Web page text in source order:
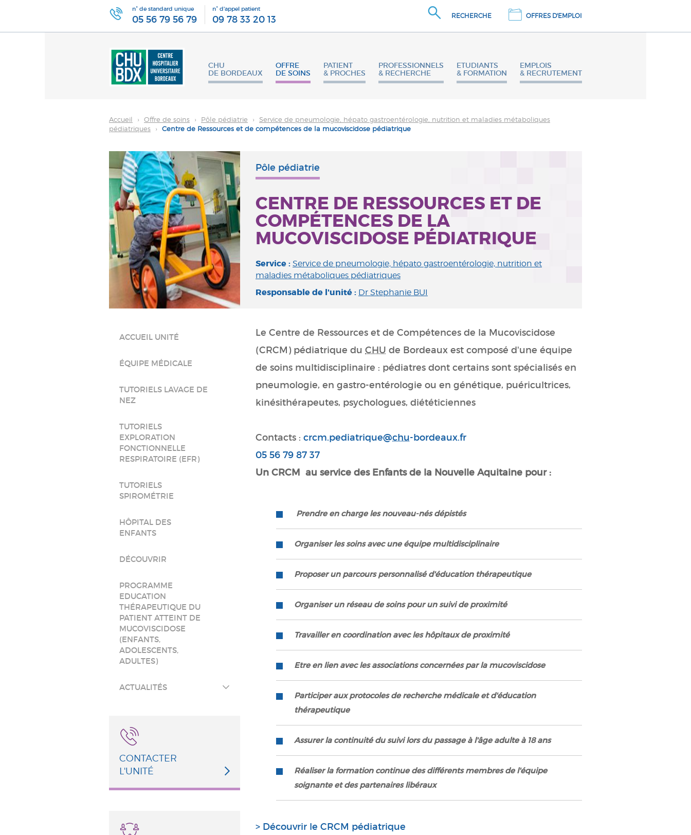
n° de standard unique
05 56 79 56 79
n° d'appel patient
09 78 33 20 13 RECHERCHE OFFRES D'EMPLOI
CHU
DE BORDEAUX
OFFRE
DE SOINS
PATIENT
& PROCHES
PROFESSIONNELS
& RECHERCHE
ETUDIANTS
& FORMATION
EMPLOIS
& RECRUTEMENT
Accueil › Offre de soins › Pôle pédiatrie ›
Service de pneumologie, hépato gastroentérologie, nutrition et maladies métaboliques
pédiatriques
› Centre de Ressources et de compétences de la mucoviscidose pédiatrique
Pôle pédiatrie
CENTRE DE RESSOURCES ET DE
COMPÉTENCES DE LA
MUCOVISCIDOSE PÉDIATRIQUE
Service : Service de pneumologie, hépato gastroentérologie, nutrition et
maladies métaboliques pédiatriques
Responsable de l'unité : Dr Stephanie BUI
ACCUEIL UNITÉ
ÉQUIPE MÉDICALE
TUTORIELS LAVAGE DE
NEZ
TUTORIELS
EXPLORATION
FONCTIONNELLE
RESPIRATOIRE (EFR)
TUTORIELS
SPIROMÉTRIE
HÔPITAL DES
ENFANTS
DÉCOUVRIR
PROGRAMME
EDUCATION
THÉRAPEUTIQUE DU
PATIENT ATTEINT DE
MUCOVISCIDOSE
(ENFANTS,
ADOLESCENTS,
ADULTES)
ACTUALITÉS
CONTACTER
L'UNITÉ
Le Centre de Ressources et de Compétences de la Mucoviscidose
(CRCM) pédiatrique du CHU de Bordeaux est composé d'une équipe
de soins multidisciplinaire : pédiatres dont certains sont spécialisés en
pneumologie, en gastro-entérologie ou en génétique, puéricultrices,
kinésithérapeutes, psychologues, diététiciennes
Contacts : crcm.pediatrique@chu-bordeaux.fr
05 56 79 87 37
Un CRCM au service des Enfants de la Nouvelle Aquitaine pour :
Prendre en charge les nouveau-nés dépistés
Organiser les soins avec une équipe multidisciplinaire
Proposer un parcours personnalisé d'éducation thérapeutique
Organiser un réseau de soins pour un suivi de proximité
Travailler en coordination avec les hôpitaux de proximité
Etre en lien avec les associations concernées par la mucoviscidose
Participer aux protocoles de recherche médicale et d'éducation
thérapeutique
Assurer la continuité du suivi lors du passage à l'âge adulte à 18 ans
Réaliser la formation continue des différents membres de l'équipe
soignante et des partenaires libéraux
> Découvrir le CRCM pédiatrique